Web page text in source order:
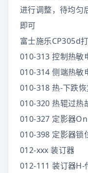
进行调整，待均匀
即可
富士施乐CP305d
010-313 控制热敏
010-314 侧端热敏
010-318 热-下跌恢
010-320 热辊过热
010-327 定影器
010-398 定影器锁
012-xxx 装订器
012-111 装订器H-